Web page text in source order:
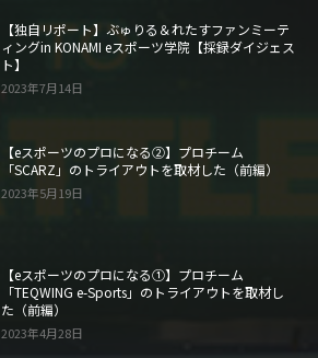
【独自リポート】ぶゅりる＆れたすファンミーテ
ィングin KONAMI eスポーツ学院【採録ダイジェス
ト】
2023年7月14日
【eスポーツのプロになる②】プロチーム
「SCARZ」のトライアウトを取材した（前編）
2023年5月19日
【eスポーツのプロになる①】プロチーム
「TEQWING e-Sports」のトライアウトを取材し
た（前編）
2023年4月28日